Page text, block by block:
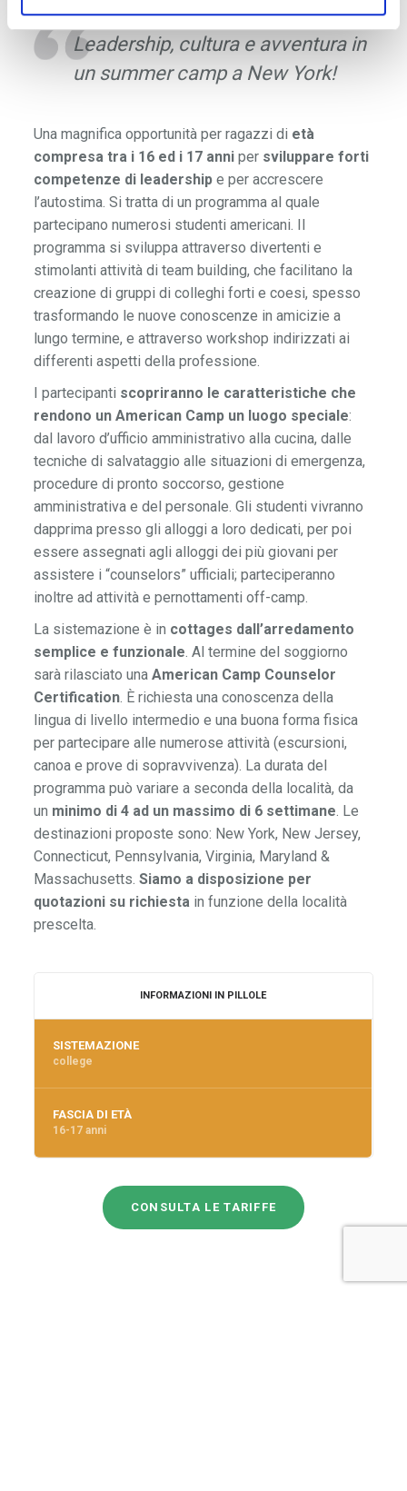
Leadership, cultura e avventura in
un summer camp a New York!
Una magnifica opportunità per ragazzi di età
compresa tra i 16 ed i 17 anni per sviluppare forti
competenze di leadership e per accrescere
l’autostima. Si tratta di un programma al quale
partecipano numerosi studenti americani. Il
programma si sviluppa attraverso divertenti e
stimolanti attività di team building, che facilitano la
creazione di gruppi di colleghi forti e coesi, spesso
trasformando le nuove conoscenze in amicizie a
lungo termine, e attraverso workshop indirizzati ai
differenti aspetti della professione.
I partecipanti scopriranno le caratteristiche che
rendono un American Camp un luogo speciale:
dal lavoro d’ufficio amministrativo alla cucina, dalle
tecniche di salvataggio alle situazioni di emergenza,
procedure di pronto soccorso, gestione
amministrativa e del personale. Gli studenti vivranno
dapprima presso gli alloggi a loro dedicati, per poi
essere assegnati agli alloggi dei più giovani per
assistere i “counselors” ufficiali; parteciperanno
inoltre ad attività e pernottamenti off-camp.
La sistemazione è in cottages dall’arredamento
semplice e funzionale. Al termine del soggiorno
sarà rilasciato unaAmerican Camp Counselor
Certification. È richiesta una conoscenza della
lingua di livello intermedio e una buona forma fisica
per partecipare alle numerose attività (escursioni,
canoa e prove di sopravvivenza). La durata del
programma può variare a seconda della località, da
un minimo di 4 ad un massimo di 6 settimane. Le
destinazioni proposte sono: New York, New Jersey,
Connecticut, Pennsylvania, Virginia, Maryland &
Massachusetts.Siamo a disposizione per
quotazioni su richiesta in funzione della località
prescelta.
INFORMAZIONI IN PILLOLE
SISTEMAZIONE
college
FASCIA DI ETÀ
16-17 anni
CONSULTA LE TARIFFE